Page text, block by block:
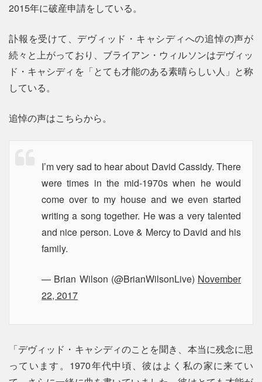
2015年に破産申請をしている。
訃報を受けて、デヴィッド・キャシディへの追悼の声が
続々と上がっており、ブライアン・ウィルソンはデヴィッ
ド・キャシディを「とても才能のある素晴らしい人」と称
している。
追悼の声はこちらから。
I’m very sad to hear about David Cassidy. There
were times in the mid-1970s when he would
come over to my house and we even started
writing a song together. He was a very talented
and nice person. Love & Mercy to David and his
family.
— Brian Wilson (@BrianWilsonLive) November
22, 2017
「デヴィッド・キャシディのことを聞き、本当に残念に思
っています。1970年代中頃、彼はよく私の家に来てい